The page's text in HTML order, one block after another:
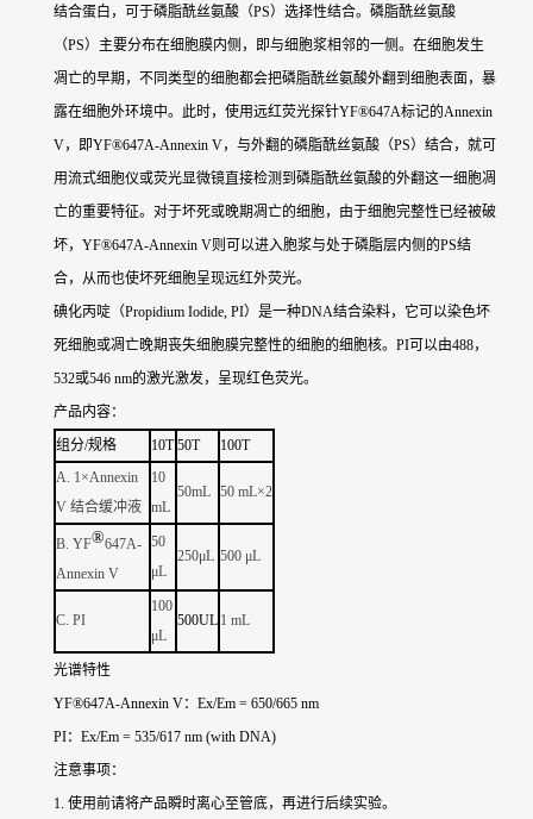
结合蛋白，可于磷脂酰丝氨酸（PS）选择性结合。磷脂酰丝氨酸
（PS）主要分布在细胞膜内侧，即与细胞浆相邻的一侧。在细胞发生
凋亡的早期，不同类型的细胞都会把磷脂酰丝氨酸外翻到细胞表面，暴
露在细胞外环境中。此时，使用远红荧光探针YF®647A标记的Annexin
V，即YF®647A-Annexin V，与外翻的磷脂酰丝氨酸（PS）结合，就可
用流式细胞仪或荧光显微镜直接检测到磷脂酰丝氨酸的外翻这一细胞凋
亡的重要特征。对于坏死或晚期凋亡的细胞，由于细胞完整性已经被破
坏，YF®647A-Annexin V则可以进入胞浆与处于磷脂层内侧的PS结
合，从而也使坏死细胞呈现远红外荧光。
碘化丙啶（Propidium Iodide, PI）是一种DNA结合染料，它可以染色坏
死细胞或凋亡晚期丧失细胞膜完整性的细胞的细胞核。PI可以由488，
532或546 nm的激光激发，呈现红色荧光。
产品内容：
组分/规格
10T 50T
100T
A. 1×Annexin
V 结合缓冲液
10
mL
50mL 50 mL×2
B. YF®647A-
Annexin V
50
μL
250μL 500 μL
C. PI
100
μL
500UL 1 mL
光谱特性
YF®647A-Annexin V：Ex/Em = 650/665 nm
PI：Ex/Em = 535/617 nm (with DNA)
注意事项：
1. 使用前请将产品瞬时离心至管底，再进行后续实验。